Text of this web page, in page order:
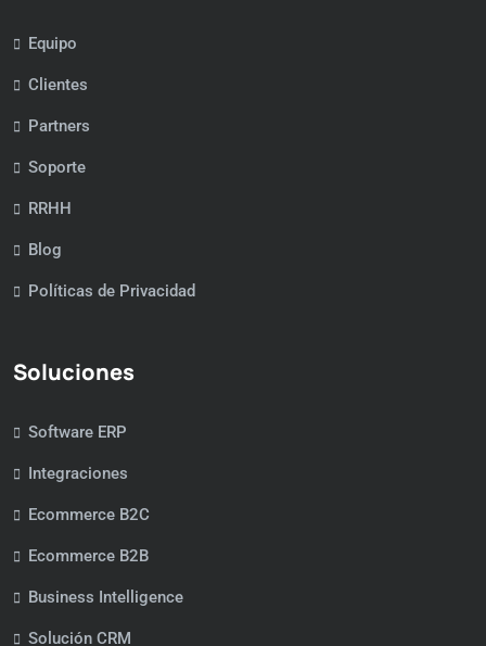
Equipo
Clientes
Partners
Soporte
RRHH
Blog
Políticas de Privacidad
Soluciones
Software ERP
Integraciones
Ecommerce B2C
Ecommerce B2B
Business Intelligence
Solución CRM